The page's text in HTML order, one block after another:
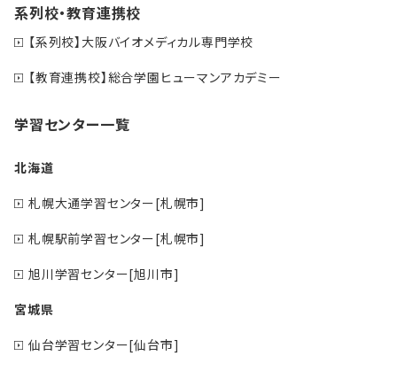
系列校・教育連携校
【系列校】大阪バイオメディカル専門学校
【教育連携校】総合学園ヒューマンアカデミー
学習センター一覧
北海道
札幌大通学習センター[札幌市]
札幌駅前学習センター[札幌市]
旭川学習センター[旭川市]
宮城県
仙台学習センター[仙台市]